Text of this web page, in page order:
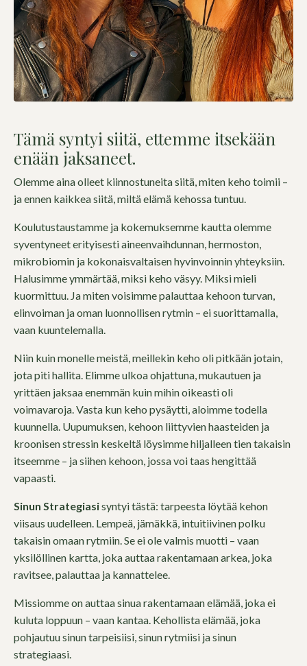
Tämä syntyi siitä, ettemme itsekään
enään jaksaneet.
Olemme aina olleet kiinnostuneita siitä, miten keho toimii –
ja ennen kaikkea siitä, miltä elämä kehossa tuntuu.
Koulutustaustamme ja kokemuksemme kautta olemme
syventyneet erityisesti aineenvaihdunnan, hermoston,
mikrobiomin ja kokonaisvaltaisen hyvinvoinnin yhteyksiin.
Halusimme ymmärtää, miksi keho väsyy. Miksi mieli
kuormittuu. Ja miten voisimme palauttaa kehoon turvan,
elinvoiman ja oman luonnollisen rytmin – ei suorittamalla,
vaan kuuntelemalla.
Niin kuin monelle meistä, meillekin keho oli pitkään jotain,
jota piti hallita. Elimme ulkoa ohjattuna, mukautuen ja
yrittäen jaksaa enemmän kuin mihin oikeasti oli
voimavaroja. Vasta kun keho pysäytti, aloimme todella
kuunnella. Uupumuksen, kehoon liittyvien haasteiden ja
kroonisen stressin keskeltä löysimme hiljalleen tien takaisin
itseemme – ja siihen kehoon, jossa voi taas hengittää
vapaasti.
Sinun Strategiasisyntyi tästä: tarpeesta löytää kehon
viisaus uudelleen. Lempeä, jämäkkä, intuitiivinen polku
takaisin omaan rytmiin. Se ei ole valmis muotti – vaan
yksilöllinen kartta, joka auttaa rakentamaan arkea, joka
ravitsee, palauttaa ja kannattelee.
Missiomme on auttaa sinua rakentamaan elämää, joka ei
kuluta loppuun – vaan kantaa. Kehollista elämää, joka
pohjautuu sinun tarpeisiisi, sinun rytmiisi ja sinun
strategiaasi.